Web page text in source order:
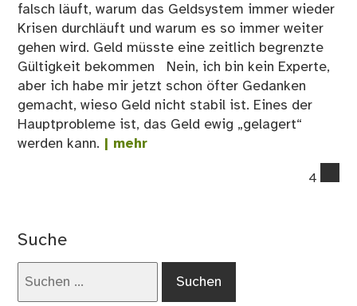
falsch läuft, warum das Geldsystem immer wieder
Krisen durchläuft und warum es so immer weiter
gehen wird. Geld müsste eine zeitlich begrenzte
Gültigkeit bekommen Nein, ich bin kein Experte,
aber ich habe mir jetzt schon öfter Gedanken
gemacht, wieso Geld nicht stabil ist. Eines der
Hauptprobleme ist, das Geld ewig „gelagert“
werden kann. | mehr
4
Suche